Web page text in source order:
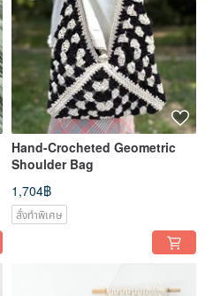
Hand-Crocheted Geometric
Shoulder Bag
1,704฿
สั่งทำพิเศษ